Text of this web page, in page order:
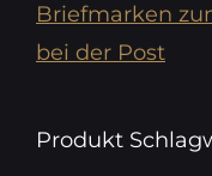
Briefmarken
bei der Post
Produkt